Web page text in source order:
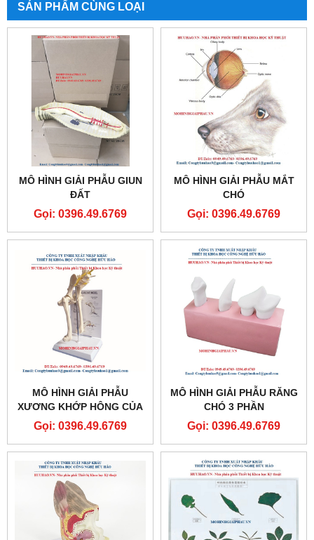
SẢN PHẨM CÙNG LOẠI
MÔ HÌNH GIẢI PHẪU GIUN
ĐẤT
Gọi: 0396.49.6769
MÔ HÌNH GIẢI PHẪU MẮT
CHÓ
Gọi: 0396.49.6769
MÔ HÌNH GIẢI PHẪU
XƯƠNG KHỚP HÔNG CỦA
CHÓ
Gọi: 0396.49.6769
MÔ HÌNH GIẢI PHẪU RĂNG
CHÓ 3 PHẦN
Gọi: 0396.49.6769